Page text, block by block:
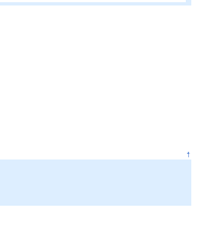
↑